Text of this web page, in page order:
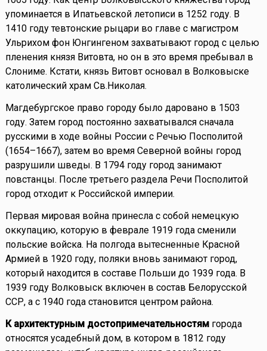
упоминается в Ипатьевской летописи в 1252 году. В
1410 году тевтонские рыцари во главе с магистром
Ульрихом фон Юнгингеном захватывают город с целью
пленения князя Витовта, но он в это время пребывал в
Слониме. Кстати, князь Витовт основал в Волковыске
католический храм Св.Николая.
Магдебургское право городу было даровано в 1503
году. Затем город постоянно захватывался сначала
русскими в ходе войны России с Речью Посполитой
(1654–1667), затем во время Северной войны город
разрушили шведы. В 1794 году город занимают
повстанцы. После третьего раздела Речи Посполитой
город отходит к Российской империи.
Первая мировая война принесла с собой немецкую
оккупацию, которую в феврале 1919 года сменили
польские войска. На полгода вытесненные Красной
Армией в 1920 году, поляки вновь занимают город,
который находится в составе Польши до 1939 года. В
1939 году Волковыск включен в состав Белорусской
ССР, а с 1940 года становится центром района.
К архитектурным достопримечательностямгорода
относятся усадебный дом, в котором в 1812 году